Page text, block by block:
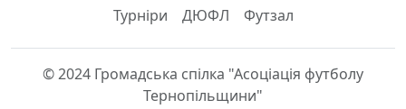
Турніри
ДЮФЛ Футзал
© 2024 Громадська спілка "Асоціація футболу
Тернопільщини"